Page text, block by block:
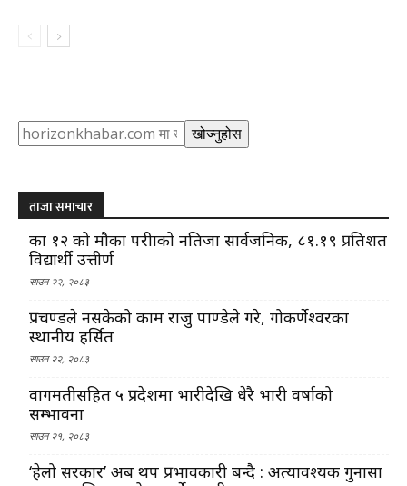
Search खोज्नुहोस
ताजा समाचार
कक्षा १२ को मौका परीक्षाको नतिजा सार्वजनिक, ८१.१९ प्रतिशत
विद्यार्थी उत्तीर्ण
साउन २२, २०८३
प्रचण्डले नसकेको काम राजु पाण्डेले गरे, गोकर्णेश्वरका
स्थानीय हर्सित
साउन २२, २०८३
वागमतीसहित ५ प्रदेशमा भारीदेखि धेरै भारी वर्षाको
सम्भावना
साउन २१, २०८३
‘हेलो सरकार’ अब थप प्रभावकारी बन्दै : अत्यावश्यक गुनासा